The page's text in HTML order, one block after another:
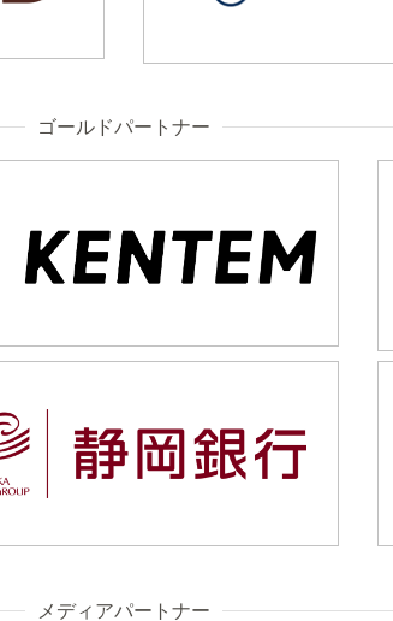
ゴールドパートナー
メディアパートナー